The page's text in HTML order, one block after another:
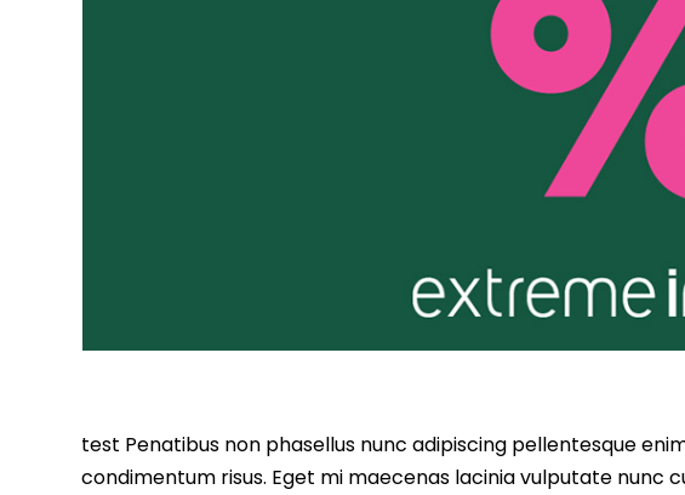
test Penatibus non phasellus nunc adipiscing pellentesque
condimentum risus. Eget mi maecenas lacinia vulputate nunc